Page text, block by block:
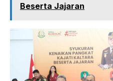
Beserta Jajaran